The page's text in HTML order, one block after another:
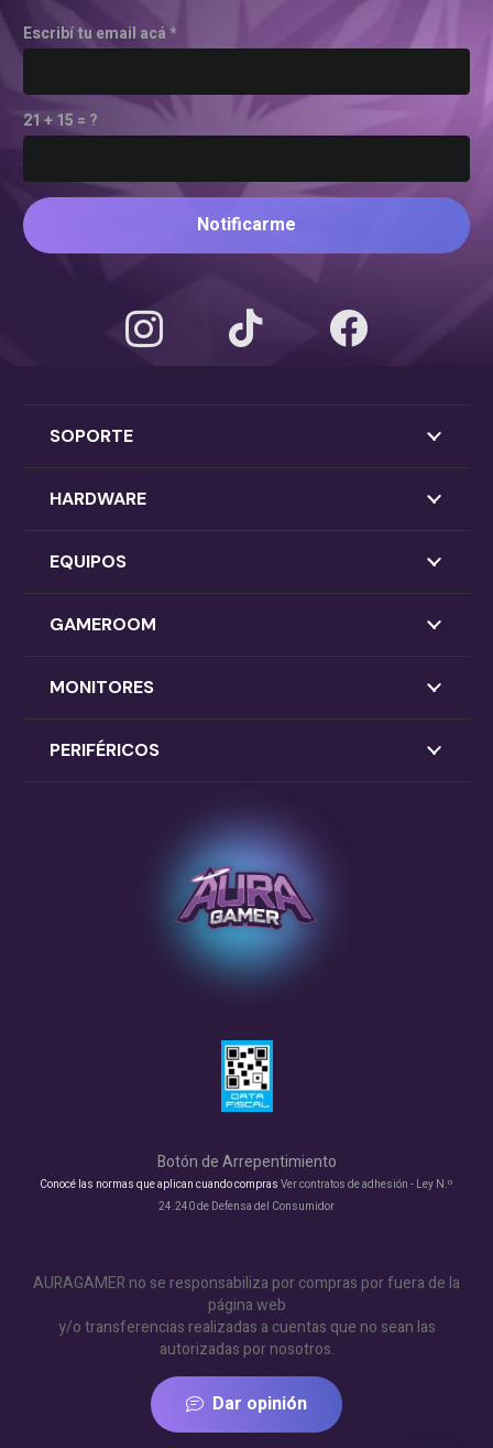
Escribí tu email acá *
21 + 15 = ?
Notificarme
SOPORTE
HARDWARE
EQUIPOS
GAMEROOM
MONITORES
PERIFÉRICOS
Botón de Arrepentimiento
Conocé las normas que aplican cuando compras Ver contratos de adhesión - Ley N.º
24.240 de Defensa del Consumidor
AURAGAMER no se responsabiliza por compras por fuera de la
página web
y/o transferencias realizadas a cuentas que no sean las
autorizadas por nosotros.
Dar opinión